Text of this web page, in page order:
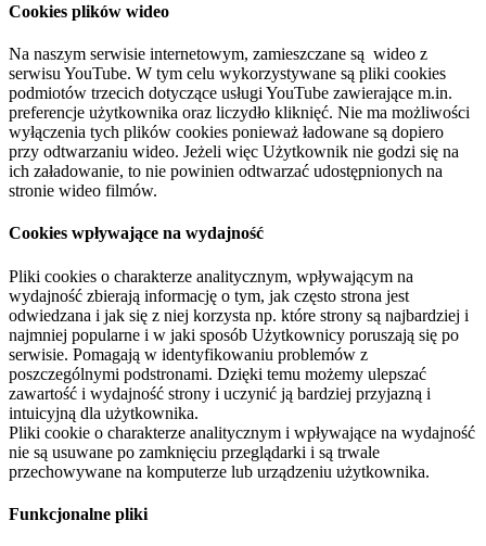
Cookies plików wideo
Na naszym serwisie internetowym, zamieszczane są wideo z
serwisu YouTube. W tym celu wykorzystywane są pliki cookies
podmiotów trzecich dotyczące usługi YouTube zawierające m.in.
preferencje użytkownika oraz liczydło kliknięć. Nie ma możliwości
wyłączenia tych plików cookies ponieważ ładowane są dopiero
przy odtwarzaniu wideo. Jeżeli więc Użytkownik nie godzi się na
ich załadowanie, to nie powinien odtwarzać udostępnionych na
stronie wideo filmów.
Cookies wpływające na wydajność
Pliki cookies o charakterze analitycznym, wpływającym na
wydajność zbierają informację o tym, jak często strona jest
odwiedzana i jak się z niej korzysta np. które strony są najbardziej i
najmniej popularne i w jaki sposób Użytkownicy poruszają się po
serwisie. Pomagają w identyfikowaniu problemów z
poszczególnymi podstronami. Dzięki temu możemy ulepszać
zawartość i wydajność strony i uczynić ją bardziej przyjazną i
intuicyjną dla użytkownika.
Pliki cookie o charakterze analitycznym i wpływające na wydajność
nie są usuwane po zamknięciu przeglądarki i są trwale
przechowywane na komputerze lub urządzeniu użytkownika.
Funkcjonalne pliki